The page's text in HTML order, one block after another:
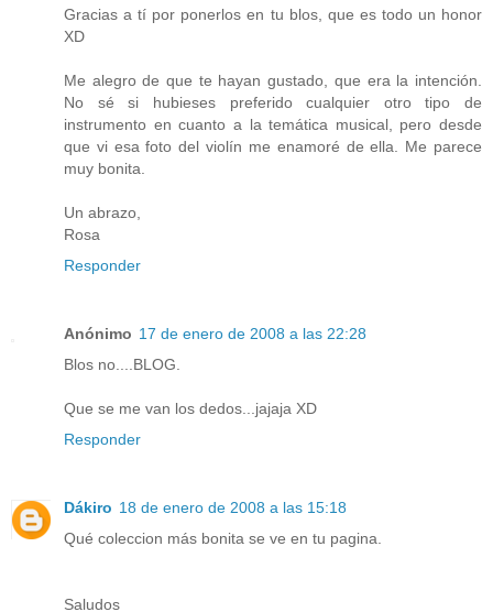
Gracias a tí por ponerlos en tu blos, que es todo un honor
XD
Me alegro de que te hayan gustado, que era la intención.
No sé si hubieses preferido cualquier otro tipo de
instrumento en cuanto a la temática musical, pero desde
que vi esa foto del violín me enamoré de ella. Me parece
muy bonita.
Un abrazo,
Rosa
Responder
Anónimo 17 de enero de 2008 a las 22:28
Blos no....BLOG.
Que se me van los dedos...jajaja XD
Responder
Dákiro 18 de enero de 2008 a las 15:18
Qué coleccion más bonita se ve en tu pagina.
Saludos